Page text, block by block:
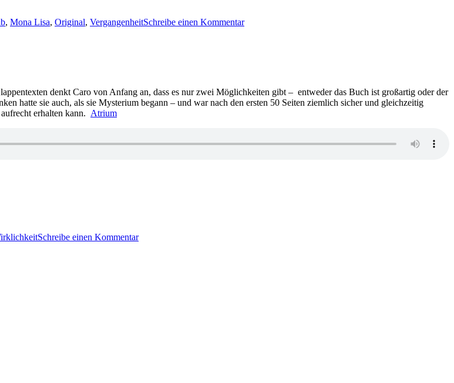
, Mona Lisa, Original, VergangenheitSchreibe einen KommentarKay
denkt Caro von Anfang an, dass es nur zwei Möglichkeiten gibt – entweder das Buch ist großartig oder der
hatte sie auch, als sie Mysterium begann – und war nach den ersten 50 Seiten ziemlich sicher und gleichzeitig
erhalten kann. Atrium
Schreibe einen KommentarFederico